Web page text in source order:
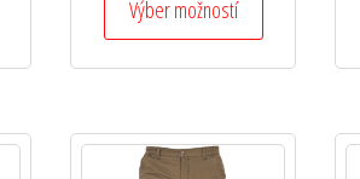
Výber možností